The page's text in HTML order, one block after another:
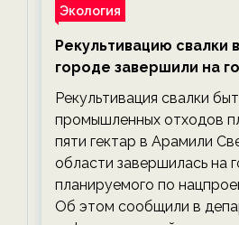
Экология
Рекультивацию свалки
городе завершили на
планируемого срока —
экологии на ECOportal
Рекультивация свалки
промышленных отходов
пяти гектар в Арамили
области завершилась на
планируемого по
Об этом сообщили в